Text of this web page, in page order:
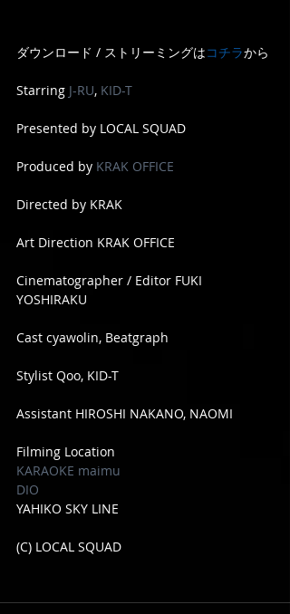
ダウンロード / ストリーミングはコチラから
Starring J-RU, KID-T
Presented by LOCAL SQUAD
Produced by KRAK OFFICE
Directed by KRAK
Art Direction KRAK OFFICE
Cinematographer / Editor FUKI
YOSHIRAKU
Cast cyawolin, Beatgraph
Stylist Qoo, KID-T
Assistant HIROSHI NAKANO, NAOMI
Filming Location
KARAOKE maimu
DIO
YAHIKO SKY LINE
(C) LOCAL SQUAD